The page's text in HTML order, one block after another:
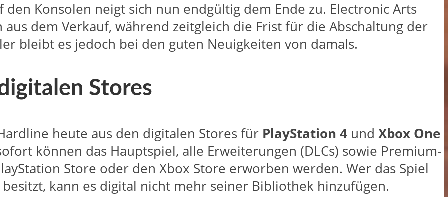
den Konsolen neigt sich nun endgültig dem Ende zu. Electronic Arts
dem Verkauf, während zeitgleich die Frist für die Abschaltung der
bleibt es jedoch bei den guten Neuigkeiten von damals.
Stores
heute aus den digitalen Stores für PlayStation 4 und Xbox One
können das Hauptspiel, alle Erweiterungen (DLCs) sowie Premium-
Store oder den Xbox Store erworben werden. Wer das Spiel
kann es digital nicht mehr seiner Bibliothek hinzufügen.